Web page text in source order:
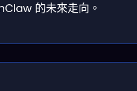
的未來走向。